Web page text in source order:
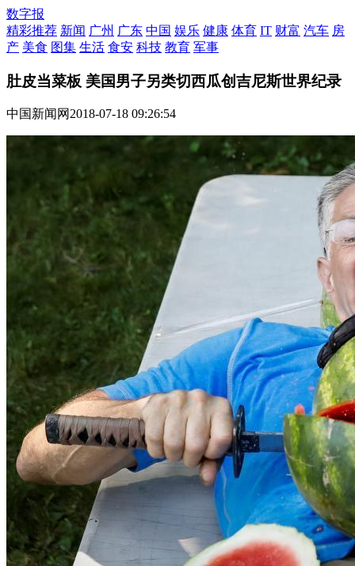
数字报
精彩推荐 新闻 广州 广东 中国 娱乐 健康 体育 IT 财富 汽车 房
产 美食 图集 生活 食安 科技 教育 军事
肚皮当菜板 美国男子另类切西瓜创吉尼斯世界纪录
中国新闻网2018-07-18 09:26:54